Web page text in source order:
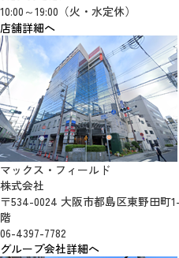
10:00～19:00（火・水定休）
店舗詳細へ
マックス・フィールド
株式会社
〒534-0024 大阪市都島区東野田町
階
06-4397-7782
グループ会社詳細へ